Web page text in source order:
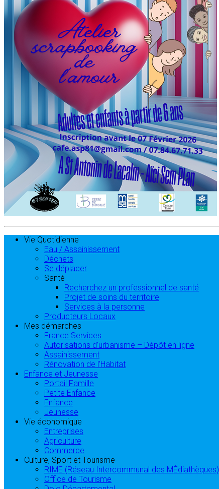
Vie Quotidienne
Eau / Assainissement
Déchets
Se déplacer
Santé
Recherchez un professionnel de santé
Projet de soins du territoire
Services à la personne
Producteurs Locaux
Mes démarches
France Services
Autorisations d’urbanisme – Dépôt en ligne
Assainissement
Rénovation de l’Habitat
Enfance et Jeunesse
Portail Famille
Petite Enfance
Enfance
Jeunesse
Vie économique
Entreprises
Agriculture
Commerce
Culture, Sport et Tourisme
RIME (Réseau Intercommunal des MÉdiathèques)
Office de Tourisme